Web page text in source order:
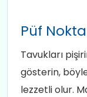
Püf
Tavukları
gösterin,
lezzetli olur.